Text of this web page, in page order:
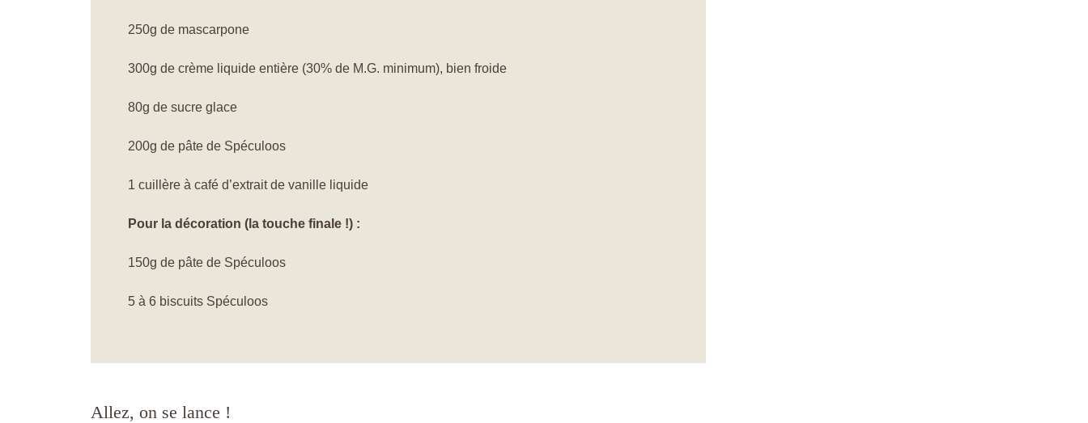
250g de mascarpone
300g de crème liquide entière (30% de M.G. minimum), bien froide
80g de sucre glace
200g de pâte de Spéculoos
1 cuillère à café d’extrait de vanille liquide
Pour la décoration (la touche finale !) :
150g de pâte de Spéculoos
5 à 6 biscuits Spéculoos
Allez, on se lance !